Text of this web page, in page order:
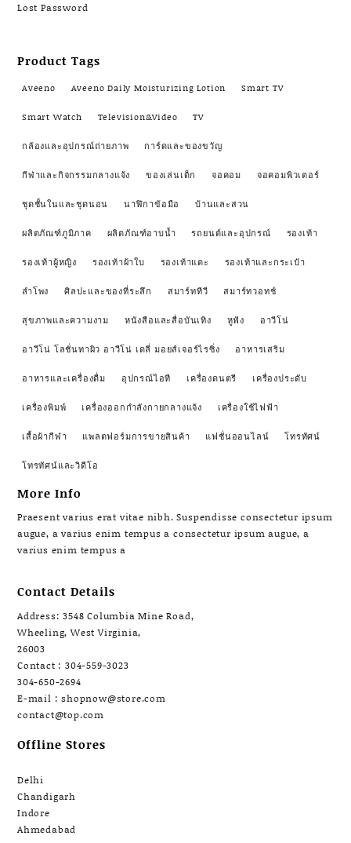
Lost Password
Product Tags
Aveeno Aveeno Daily Moisturizing Lotion Smart TV
Smart Watch Television&Video TV
กล้องและอุปกรณ์ถ่ายภาพ การ์ดและของขวัญ
กีฬาและกิจกรรมกลางแจ้ง ของเล่นเด็ก จอคอม จอคอมพิวเตอร์
ชุดชั้นในและชุดนอน นาฬิกาข้อมือ บ้านและสวน
ผลิตภัณฑ์ภูมิภาค ผลิตภัณฑ์อาบน้ำ รถยนต์และอุปกรณ์ รองเท้า
รองเท้าผู้หญิง รองเท้าผ้าใบ รองเท้าแตะ รองเท้าและกระเป๋า
ลำโพง ศิลปะและของที่ระลึก สมาร์ททีวี สมาร์ทวอทช์
สุขภาพและความงาม หนังสือและสื่อบันเทิง หูฟัง อาวีโน่
อาวีโน่ โลชั่นทาผิว อาวีโน่ เดลี่ มอยส์เจอร์ไรซิ่ง อาหารเสริม
อาหารและเครื่องดื่ม อุปกรณ์ไอที เครื่องดนตรี เครื่องประดับ
เครื่องพิมพ์ เครื่องออกกำลังกายกลางแจ้ง เครื่องใช้ไฟฟ้า
เสื้อผ้ากีฬา แพลตฟอร์มการขายสินค้า แฟชั่นออนไลน์ โทรทัศน์
โทรทัศน์และวิดีโอ
More Info
Praesent varius erat vitae nibh. Suspendisse consectetur ipsum
augue, a varius enim tempus a consectetur ipsum augue, a
varius enim tempus a
Contact Details
Address: 3548 Columbia Mine Road,
Wheeling, West Virginia,
26003
Contact : 304-559-3023
304-650-2694
E-mail : shopnow@store.com
contact@top.com
Offline Stores
Delhi
Chandigarh
Indore
Ahmedabad